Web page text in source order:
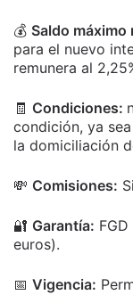
💰 Saldo máximo
para el nuevo
remunera al
🧾 Condiciones:
condición, ya
la domiciliación
💸 Comisiones:
🔐 Garantía:
euros).
📅 Vigencia: